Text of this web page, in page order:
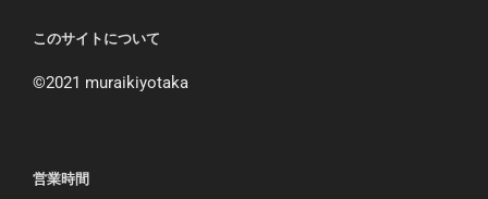
このサイトについて
©︎2021 muraikiyotaka
営業時間